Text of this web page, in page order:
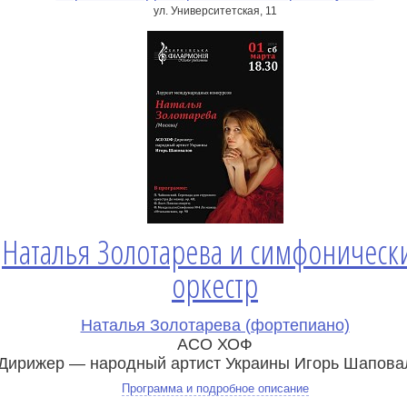
ул. Университетская, 11
Наталья Золотарева и
оркестр
Наталья Золотарева (фортепиано)
АСО ХОФ
— народный артист Украины Игорь
Программа и подробное описание